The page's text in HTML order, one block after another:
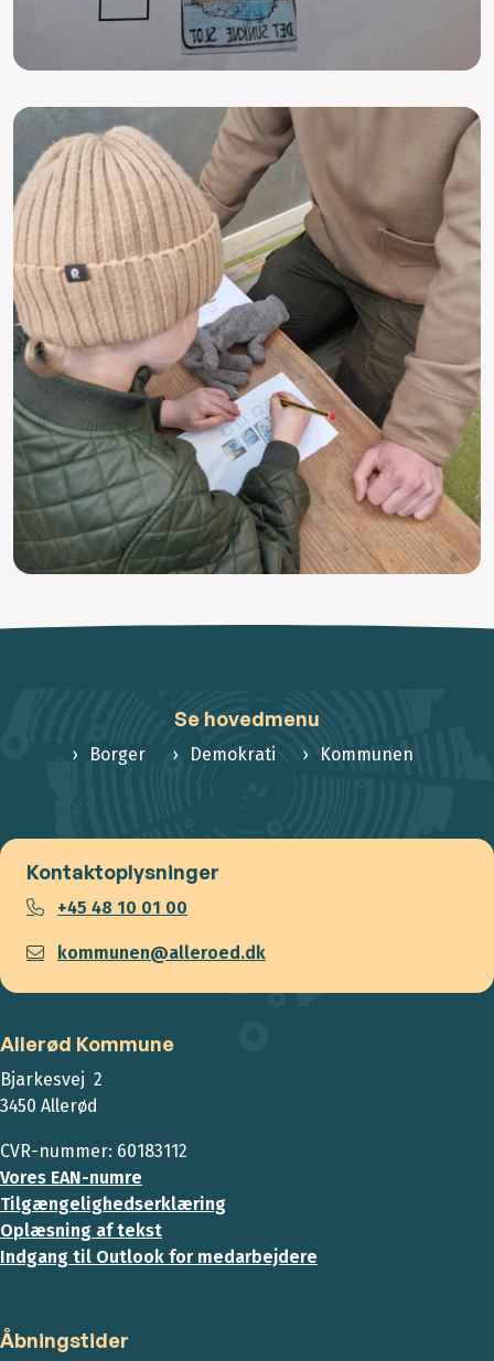
Se hovedmenu
Borger Demokrati Kommunen
Kontaktoplysninger
+45 48 10 01 00
kommunen@alleroed.dk
Allerød Kommune
Bjarkesvej 2
3450 Allerød
CVR-nummer: 60183112
Vores EAN-numre
Tilgængelighedserklæring
Oplæsning af tekst
Indgang til Outlook for medarbejdere
Åbningstider